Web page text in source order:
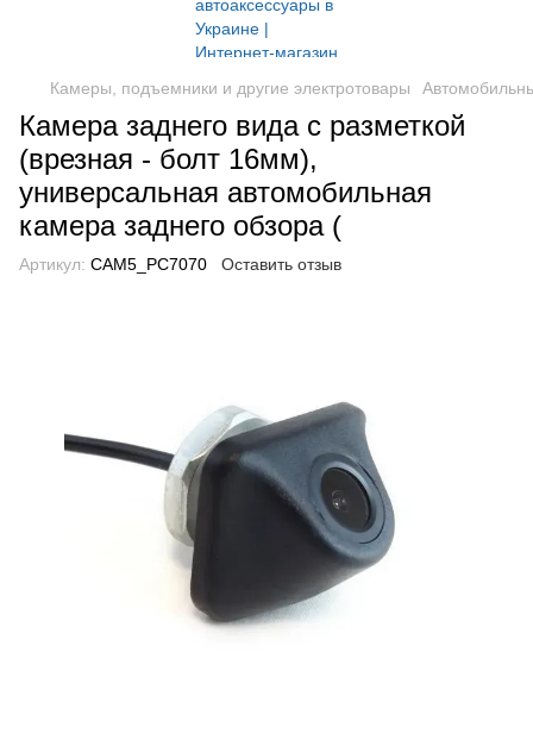
Камеры, подъемники и другие электротовары
Камера заднего вида с разметкой
(врезная - болт 16мм),
универсальная автомобильная
камера заднего обзора (
Артикул: CAM5_PC7070 Оставить отзыв